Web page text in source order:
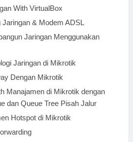
With VirtualBox
Jaringan & Modem ADSL
Jaringan Menggunakan
Jaringan di Mikrotik
Dengan Mikrotik
Manajamen di Mikrotik dengan
dan Queue Tree Pisah Jalur
Hotspot di Mikrotik